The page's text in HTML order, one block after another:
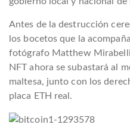
Antes de la destrucción
los bocetos que la
fotógrafo Matthew Mirabelli
NFT ahora se subastará al
maltesa, junto con los
placa ETH real.